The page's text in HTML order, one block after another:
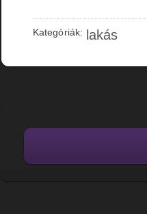
Kategóriák: lakás